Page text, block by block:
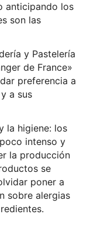
anticipando los
son las
y Pastelería
de France»
preferencia a
a sus
la higiene: los
intenso y
la producción
se
poner a
sobre alergias